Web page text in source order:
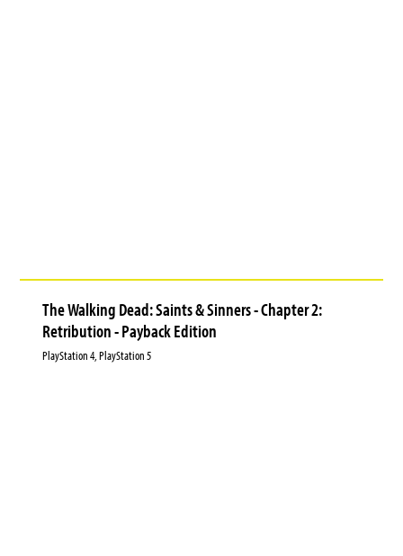
The Walking Dead: Saints & Sinners - Chapter 2:
Retribution - Payback Edition
PlayStation 4, PlayStation 5